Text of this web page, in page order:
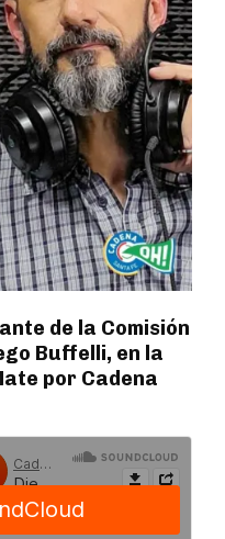
de la Comisión
Buffelli, en la
por Cadena